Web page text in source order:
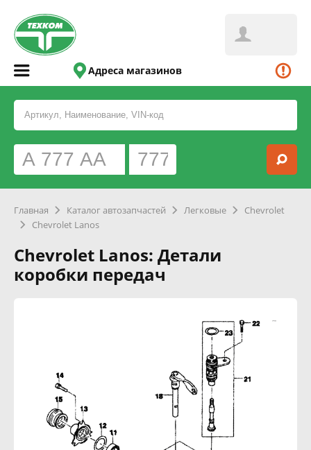
Адреса магазинов
Главная Каталог автозапчастей Легковые
Chevrolet
Chevrolet Lanos
Chevrolet Lanos: Детали
коробки передач